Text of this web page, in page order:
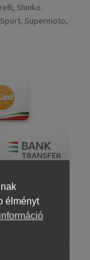
Shinko.
Supermoto,
élményt